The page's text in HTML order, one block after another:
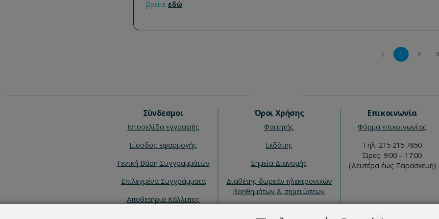
βρείτε εδώ.
1 2 3
Σύνδεσμοι
Ιστοσελίδα εγγραφής
Είσοδος εφαρμογής
Γενική Βάση Συγγραμμάτων
Επιλεγμένα Συγγράμματα
Αποθετήριο Κάλλιπος
Όροι Χρήσης
Φοιτητής
Εκδότης
Σημεία Διανομής
Διαθέτης δωρεάν ηλεκτρονικών
βοηθημάτων & σημειώσεων
Επικοινωνία
Φόρμα επικοινωνίας
Τηλ: 215 215 7850
Ώρες: 9:00 – 17:00
(Δευτέρα έως Παρασκευή)